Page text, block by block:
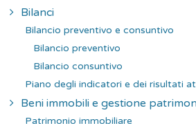
Bilanci
Bilancio preventivo e consuntivo
Bilancio preventivo
Bilancio consuntivo
Piano degli indicatori e dei risultati
Beni immobili e gestione
Patrimonio immobiliare